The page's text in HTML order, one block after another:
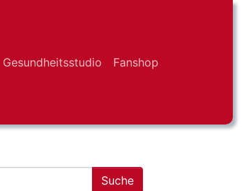
Gesundheitsstudio Fanshop